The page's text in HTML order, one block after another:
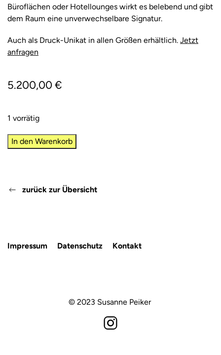
Büroflächen oder Hotellounges wirkt es belebend und gibt
dem Raum eine unverwechselbare Signatur.
Auch als Druck-Unikat in allen Größen erhältlich. Jetzt
anfragen
5.200,00 €
1 vorrätig
BLAUES
HEMI
In den Warenkorb
zurück zur Übersicht
Impressum Datenschutz Kontakt
© 2023 Susanne Peiker